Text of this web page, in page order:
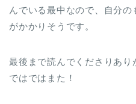
んでいる最中なので、自分
がかかりそうです。
最後まで読んでくださりあり
ではではまた！